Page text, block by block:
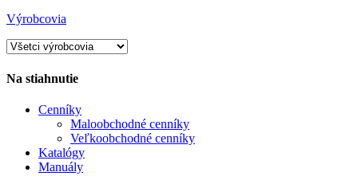
Výrobcovia
Na stiahnutie
Cenníky
Maloobchodné cenníky
Veľkoobchodné cenníky
Katalógy
Manuály